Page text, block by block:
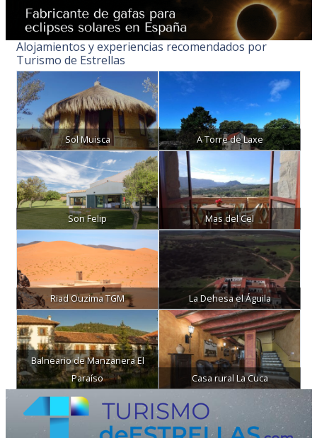
Alojamientos y experiencias recomendados por
Turismo de Estrellas
Sol Muisca A Torre de Laxe
Son Felip Mas del Cel
Riad Ouzima TGM La Dehesa el Águila
Balneario de Manzanera El
Paraíso
Casa rural La Cuca